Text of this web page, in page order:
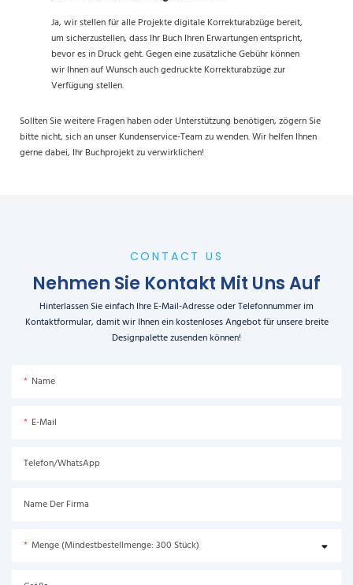
Ja, wir stellen für alle Projekte digitale Korrekturabzüge bereit,
um sicherzustellen, dass Ihr Buch Ihren Erwartungen entspricht,
bevor es in Druck geht. Gegen eine zusätzliche Gebühr können
wir Ihnen auf Wunsch auch gedruckte Korrekturabzüge zur
Verfügung stellen.
Sollten Sie weitere Fragen haben oder Unterstützung benötigen, zögern Sie
bitte nicht, sich an unser Kundenservice-Team zu wenden. Wir helfen Ihnen
gerne dabei, Ihr Buchprojekt zu verwirklichen!
CONTACT US
Nehmen Sie Kontakt Mit Uns Auf
Hinterlassen Sie einfach Ihre E-Mail-Adresse oder Telefonnummer im
Kontaktformular, damit wir Ihnen ein kostenloses Angebot für unsere breite
Designpalette zusenden können!
Name
E-Mail
Telefon/WhatsApp
Name Der Firma
Menge (Mindestbestellmenge: 300 Stück)